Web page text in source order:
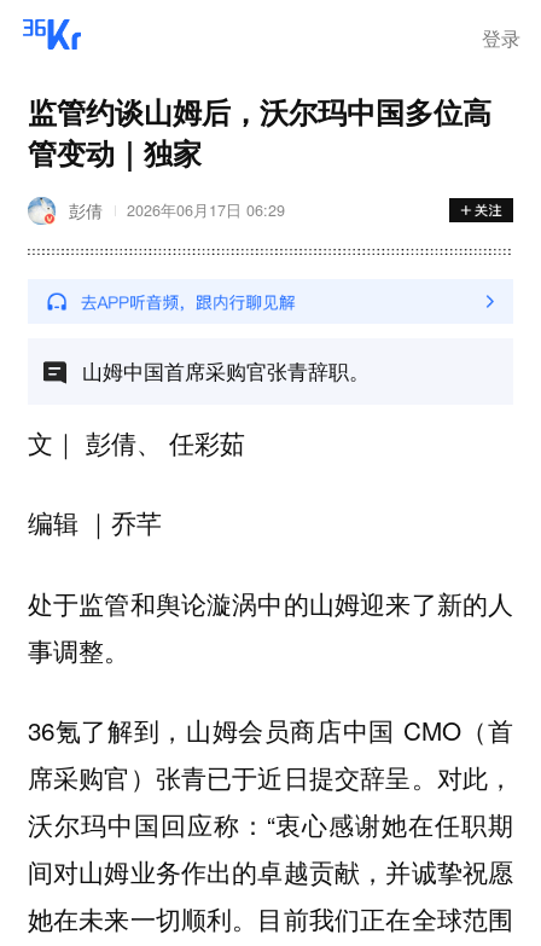
登录
监管约谈山姆后，沃尔玛中国多位高
管变动｜独家
彭倩 2026年06月17日 06:29
山姆中国首席采购官张青辞职。
文｜ 彭倩、 任彩茹
编辑 ｜乔芊
处于监管和舆论漩涡中的山姆迎来了新的人
事调整。
36氪了解到，山姆会员商店中国 CMO（首
席采购官）张青已于近日提交辞呈。对此，
沃尔玛中国回应称：“衷心感谢她在任职期
间对山姆业务作出的卓越贡献，并诚挚祝愿
她在未来一切顺利。目前我们正在全球范围